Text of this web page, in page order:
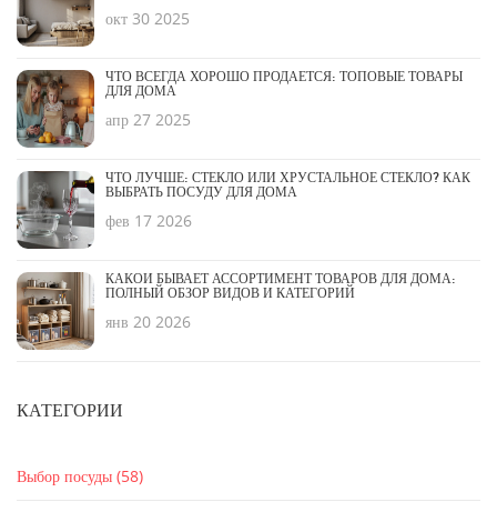
окт 30 2025
ЧТО ВСЕГДА ХОРОШО ПРОДАЕТСЯ: ТОПОВЫЕ ТОВАРЫ
ДЛЯ ДОМА
апр 27 2025
ЧТО ЛУЧШЕ: СТЕКЛО ИЛИ ХРУСТАЛЬНОЕ СТЕКЛО? КАК
ВЫБРАТЬ ПОСУДУ ДЛЯ ДОМА
фев 17 2026
КАКОЙ БЫВАЕТ АССОРТИМЕНТ ТОВАРОВ ДЛЯ ДОМА:
ПОЛНЫЙ ОБЗОР ВИДОВ И КАТЕГОРИЙ
янв 20 2026
КАТЕГОРИИ
Выбор посуды (58)